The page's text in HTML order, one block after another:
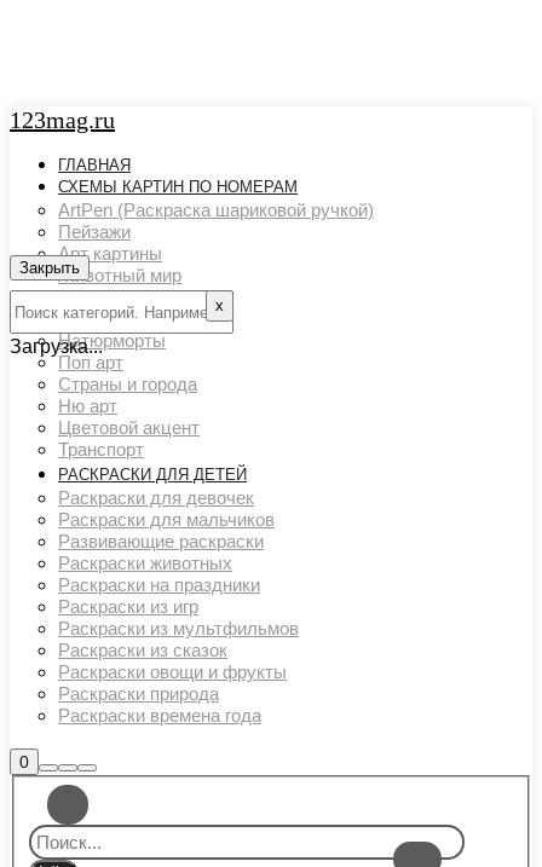
123mag.ru
ГЛАВНАЯ
СХЕМЫ КАРТИН ПО НОМЕРАМ
ArtPen (Раскраска шариковой ручкой)
Пейзажи
Арт картины
Животный мир
Люди
Картины художников
Натюрморты
Поп арт
Страны и города
Ню арт
Цветовой акцент
Транспорт
РАСКРАСКИ ДЛЯ ДЕТЕЙ
Раскраски для девочек
Раскраски для мальчиков
Развивающие раскраски
Раскраски животных
Раскраски на праздники
Раскраски из игр
Раскраски из мультфильмов
Раскраски из сказок
Раскраски овощи и фрукты
Раскраски природа
Раскраски времена года
0Боковая
панель
магазина
Найти
Больше
информации
Главное
меню
Закрыть
х
Загрузка...